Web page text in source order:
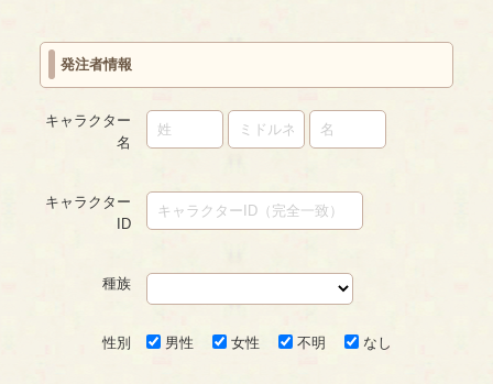
発注者情報
キャラクター
名
キャラクター
ID
種族
性別 男性 女性 不明 なし